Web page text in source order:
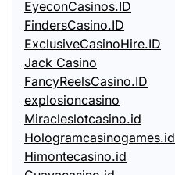
EyeconCasinos.ID
FindersCasino.ID
ExclusiveCasinoHire.ID
Jack Casino
FancyReelsCasino.ID
explosioncasino
Miracleslotcasino.id
Hologramcasinogames.id
Himontecasino.id